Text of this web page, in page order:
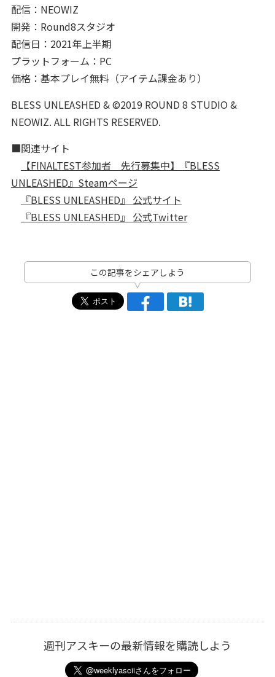
配信：NEOWIZ
開発：Round8スタジオ
配信日：2021年上半期
プラットフォーム：PC
価格：基本プレイ無料（アイテム課金あり）
BLESS UNLEASHED & ©2019 ROUND 8 STUDIO &
NEOWIZ. ALL RIGHTS RESERVED.
■関連サイト
【FINALTEST参加者 先行募集中】『BLESS
UNLEASHED』Steamページ
『BLESS UNLEASHED』 公式サイト
『BLESS UNLEASHED』 公式Twitter
この記事をシェアしよう
週刊アスキーの最新情報を購読しよう